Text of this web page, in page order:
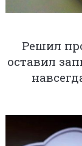
Решил
оставил